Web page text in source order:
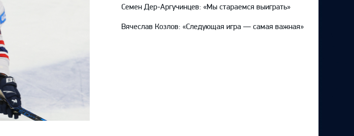
Семен Дер-Аргучинцев: «Мы стараемся выиграть»
Вячеслав Козлов: «Следующая игра — самая важная»